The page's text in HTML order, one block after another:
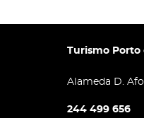
Turismo Porto
Alameda D.
244 499 656